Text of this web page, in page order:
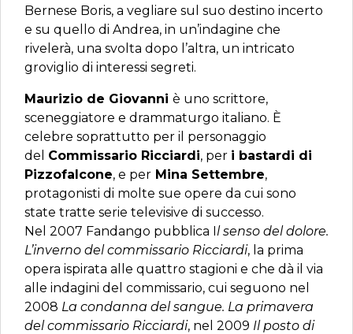
Bernese Boris, a vegliare sul suo destino incerto
e su quello di Andrea, in un’indagine che
rivelerà, una svolta dopo l’altra, un intricato
groviglio di interessi segreti.
Maurizio de Giovanni è uno scrittore,
sceneggiatore e drammaturgo italiano. È
celebre soprattutto per il personaggio
del Commissario Ricciardi, per i bastardi di
Pizzofalcone, e per Mina Settembre,
protagonisti di molte sue opere da cui sono
state tratte serie televisive di successo.
Nel 2007 Fandango pubblica Il senso del dolore.
L’inverno del commissario Ricciardi, la prima
opera ispirata alle quattro stagioni e che dà il via
alle indagini del commissario, cui seguono nel
2008 La condanna del sangue. La primavera
del commissario Ricciardi, nel 2009 Il posto di